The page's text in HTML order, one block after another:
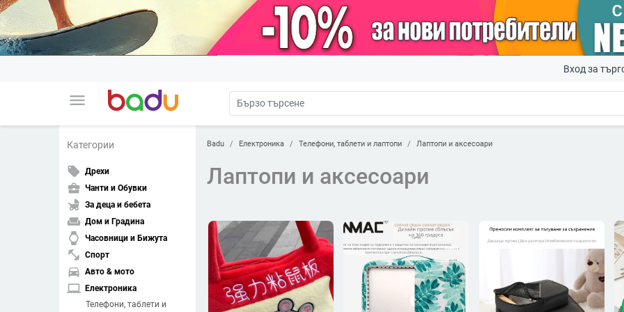
menu
Вход за
Категории
local_offer Дрехи
business_center Чанти и Обувки
child_friendly За деца и бебета
weekend Дом и Градина
watch Часовници и Бижута
fitness_center Спорт
directions_car Авто & мото
laptop Електроника
Телефони, таблети и
Badu Електроника Телефони, таблети и лаптопи Лаптопи и аксесоари
Лаптопи и аксесоари